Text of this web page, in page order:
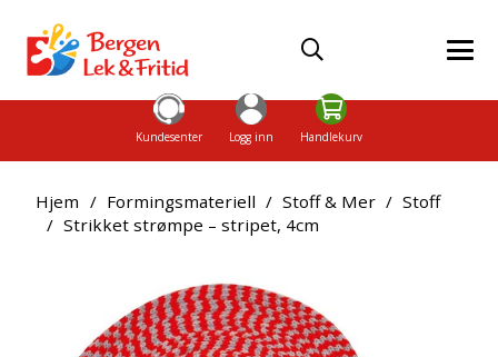
Kundesenter Logg inn Handlekurv
Hjem / Formingsmateriell / Stoff & Mer / Stoff
/ Strikket strømpe – stripet, 4cm